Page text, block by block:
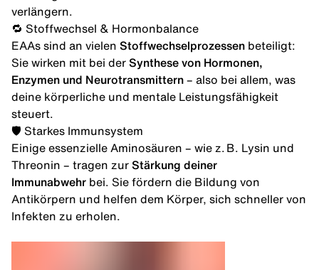
verlängern.
🔁 Stoffwechsel & Hormonbalance
EAAs sind an vielen Stoffwechselprozessen beteiligt:
Sie wirken mit bei der Synthese von Hormonen,
Enzymen und Neurotransmittern – also bei allem, was
deine körperliche und mentale Leistungsfähigkeit
steuert.
🛡️ Starkes Immunsystem
Einige essenzielle Aminosäuren – wie z. B. Lysin und
Threonin – tragen zur Stärkung deiner
Immunabwehr bei. Sie fördern die Bildung von
Antikörpern und helfen dem Körper, sich schneller von
Infekten zu erholen.